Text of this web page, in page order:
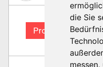
die Sie
Produkt